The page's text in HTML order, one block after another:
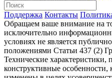
Поддержка Контакты
Обращаем ваше внимание на
исключительно
условиях не является
положениями Статьи 437 (2)
Технические характеристики,
конструктивные особенности,